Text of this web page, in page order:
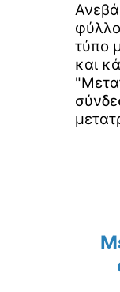
φύλλο
τύπο
και